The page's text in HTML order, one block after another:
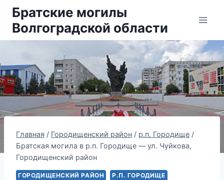
Перейти
содержанию
Братские могилы
Волгоградской области
Главная / Городищенский район / р.п. Городище /
Братская могила в р.п. Городище — ул. Чуйкова,
Городищенский район
ГОРОДИЩЕНСКИЙ РАЙОН Р.П. ГОРОДИЩЕ